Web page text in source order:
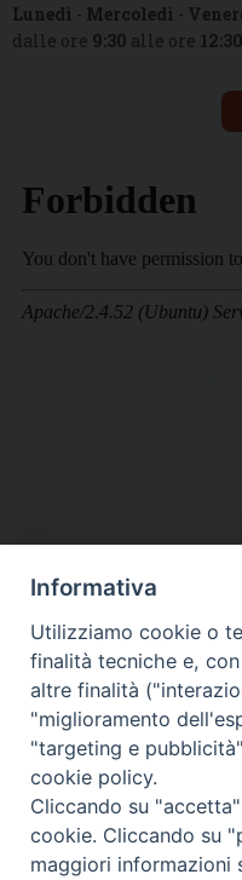
Lunedì - Mercoledì -
dalle ore 9:30 alle ore 12:30
DIOCESI
Contatti:Tel.:
E-mail:
Orari: dal Lunedì
Lunedì, Mercoledì
Informativa
Utilizziamo cookie o
finalità tecniche e,
altre finalità
"miglioramento
"targeting e
cookie policy.
Cliccando su
cookie. Cliccando su
maggiori informazioni